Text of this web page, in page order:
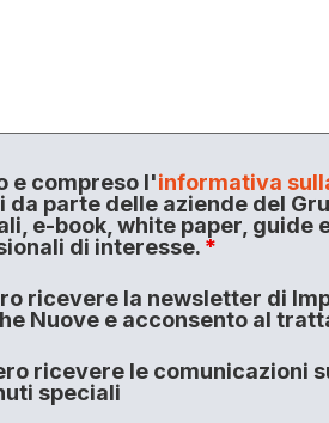
e compreso l'informativa
da parte delle aziende del
e-book, white paper, guide
di interesse. *
ricevere la newsletter di
Nuove e acconsento al
ricevere le comunicazioni
speciali